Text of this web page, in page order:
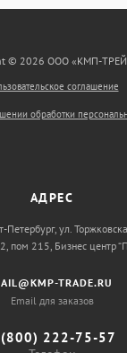
© 2026 ООО «КМП-
соглашение
обработки
АДРЕС
Петербург, ул.
пом 215, Бизнес центр
TRADE.RU
Email для заказов
222-75-57